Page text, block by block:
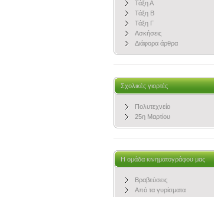
Τάξη Α
Τάξη Β
Τάξη Γ
Ασκήσεις
Διάφορα άρθρα
Σχολικές γιορτές
Πολυτεχνείο
25η Μαρτίου
Η ομάδα κινηματογράφου μας
Βραβεύσεις
Από τα γυρίσματα